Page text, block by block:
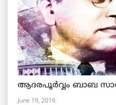
ആദരപൂര്‍വ്വം ബാബ
June 19, 2016